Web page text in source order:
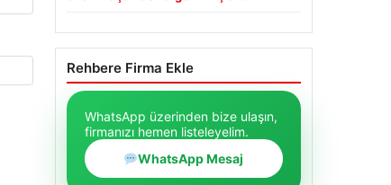
Rehbere Firma Ekle
WhatsApp üzerinden bize ulaşın,
firmanızı hemen listeleyelim.
WhatsApp Mesaj